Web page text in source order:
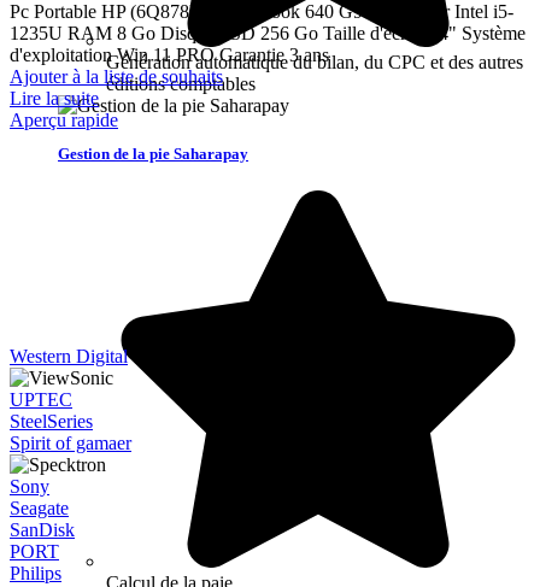
Génération automatique du bilan, du CPC et des autres
éditions comptables
Gestion de la pie Saharapay
Calcul de la paie
Pc Portable HP (6Q878ES) EliteBook 640 G9 Processeur Intel i5-
1235U RAM 8 Go Disque SSD 256 Go Taille d'écran 14" Système
d'exploitation Win 11 PRO Garantie 3 ans
Ajouter à la liste de souhaits
Lire la suite
Aperçu rapide
Western Digital
UPTEC
SteelSeries
Spirit of gamaer
Sony
Seagate
SanDisk
PORT
Philips